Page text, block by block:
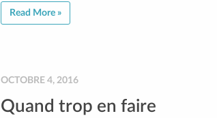
Read More »
OCTOBRE 4, 2016
Quand trop en faire